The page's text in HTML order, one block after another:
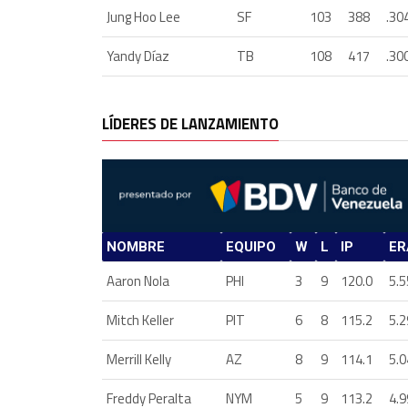
Jung Hoo Lee
SF 103 388
Yandy Díaz
TB 108 417
LÍDERES DE LANZAMIENTO
NOMBRE EQUIPO W L IP
Aaron Nola PHI 3 9 120.0
Mitch Keller
PIT 6 8 115.2
Merrill Kelly
AZ 8 9 114.1
Freddy Peralta
NYM 5 9 113.2